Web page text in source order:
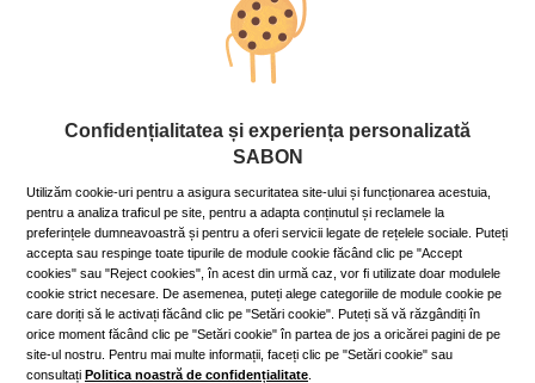
330.30 lei
Dacă aveţi card Royal Passport, vă rugăm să vă
În caz contrar, puteţi obţine unul chiar acum,
apăsând aici
În stoc
ADAUGĂ ÎN COŞ
Cumperi acum, plătești mai târziu
Până la 6 rate fără dobândă
În funcție de cardul tău de credit, poți plăti în până la 6 rate alegând
varianta potrivită direct pe pagina procesatorului de plăți PayU.
mult
Confidențialitatea și experiența personalizată
SABON
Utilizăm cookie-uri pentru a asigura securitatea site-ului și funcționarea acestuia,
pentru a analiza traficul pe site, pentru a adapta conținutul și reclamele la
preferințele dumneavoastră și pentru a oferi servicii legate de rețelele sociale. Puteți
accepta sau respinge toate tipurile de module cookie făcând clic pe "Accept
cookies" sau "Reject cookies", în acest din urmă caz, vor fi utilizate doar modulele
cookie strict necesare. De asemenea, puteți alege categoriile de module cookie pe
care doriți să le activați făcând clic pe "Setări cookie". Puteți să vă răzgândiți în
orice moment făcând clic pe "Setări cookie" în partea de jos a oricărei pagini de pe
site-ul nostru. Pentru mai multe informații, faceți clic pe "Setări cookie" sau
consultați Politica noastră de confidențialitate